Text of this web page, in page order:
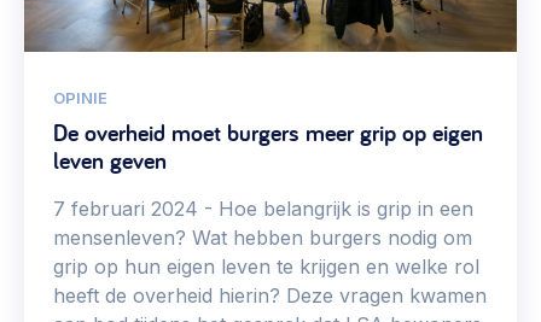
Vrijwilligers en medewerkers
Werving, contracten en vergoedingen, betaalde krachten
Eigen gebouw
Huren of kopen, maatschappelijk vastgoed,
Sociaal ondernemen
Bewonersbedrijf starten, ondernemingsplan maken >
Opinie
Team
Lid worden
Vraag stellen
030 231 7511
OPINIE
De overheid moet burgers meer grip op eigen
leven geven
7 februari 2024
Hoe belangrijk is grip in een
mensenleven? Wat hebben burgers nodig om
grip op hun eigen leven te krijgen en welke rol
heeft de overheid hierin? Deze vragen kwamen